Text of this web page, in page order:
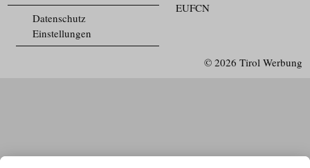
EUFCN
Datenschutz
Einstellungen
© 2026 Tirol Werbung